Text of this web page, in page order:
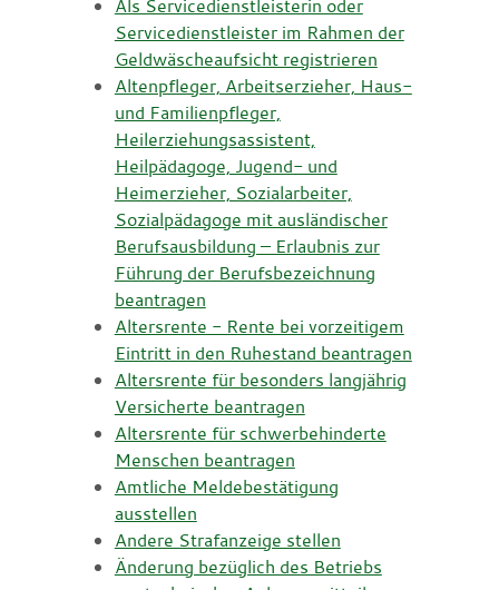
Als Servicedienstleisterin oder
Servicedienstleister im Rahmen der
Geldwäscheaufsicht registrieren
Altenpfleger, Arbeitserzieher, Haus-
und Familienpfleger,
Heilerziehungsassistent,
Heilpädagoge, Jugend- und
Heimerzieher, Sozialarbeiter,
Sozialpädagoge mit ausländischer
Berufsausbildung – Erlaubnis zur
Führung der Berufsbezeichnung
beantragen
Altersrente - Rente bei vorzeitigem
Eintritt in den Ruhestand beantragen
Altersrente für besonders langjährig
Versicherte beantragen
Altersrente für schwerbehinderte
Menschen beantragen
Amtliche Meldebestätigung
ausstellen
Andere Strafanzeige stellen
Änderung bezüglich des Betriebs